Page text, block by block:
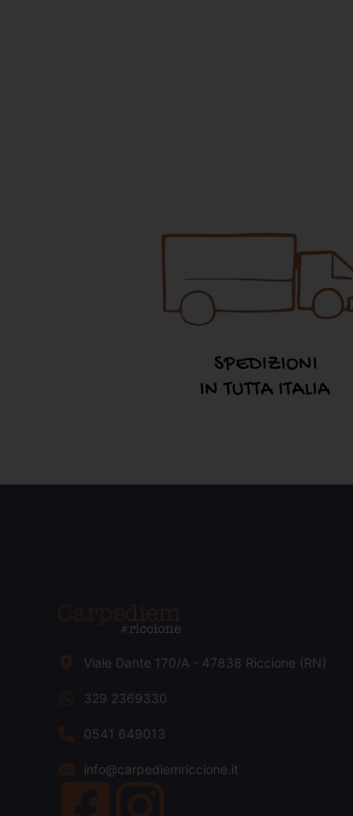
Viale Dante 170/A - 47838 Riccione (RN)
329 2369330
0541 649013
info@carpediemriccione.it